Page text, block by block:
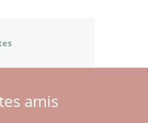
amis